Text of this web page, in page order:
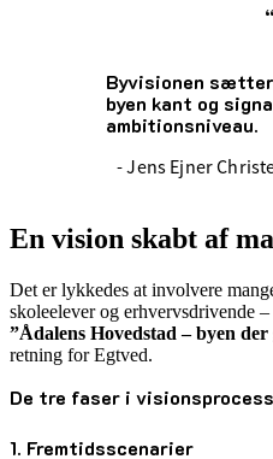
“
Byvisionen
byen kant og
ambitionsniveau.
- Jens Ejner
En vision skabt af
Det er lykkedes at involvere
skoleelever og erhvervsdrivende
”Ådalens Hovedstad – byen
retning for Egtved.
De tre faser i
1. Fremtidsscenarier